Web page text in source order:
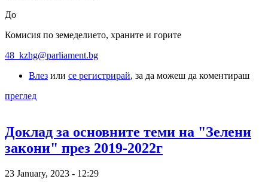
До
Комисия по земеделието, храните и горите
48_kzhg@parliament.bg
Влез или се регистрирай, за да можеш да коментираш
преглед
Доклад за основните теми на "Зелени
закони" през 2019-2022г
23 January, 2023 - 12:29